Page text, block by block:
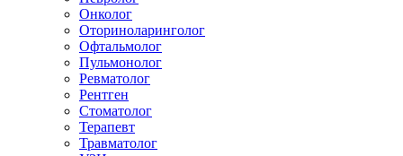
Онколог
Оториноларинголог
Офтальмолог
Пульмонолог
Ревматолог
Рентген
Стоматолог
Терапевт
Травматолог